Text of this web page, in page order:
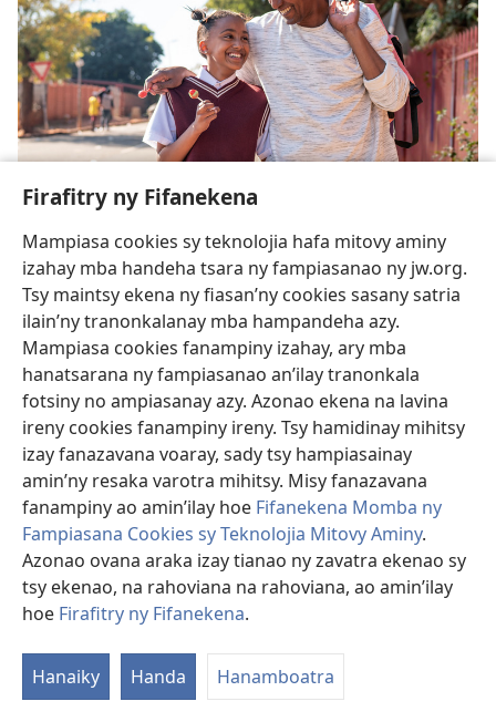
Firafitry ny Fifanekena
Mampiasa cookies sy teknolojia hafa mitovy aminy
izahay mba handeha tsara ny fampiasanao ny jw.org.
Tsy maintsy ekena ny fiasan’ny cookies sasany satria
ilain’ny tranonkalanay mba hampandeha azy.
Mampiasa cookies fanampiny izahay, ary mba
hanatsarana ny fampiasanao an’ilay tranonkala
fotsiny no ampiasanay azy. Azonao ekena na lavina
ireny cookies fanampiny ireny. Tsy hamidinay mihitsy
izay fanazavana voaray, sady tsy hampiasainay
amin’ny resaka varotra mihitsy. Misy fanazavana
fanampiny ao amin’ilay hoe Fifanekena Momba ny
Fampiasana Cookies sy Teknolojia Mitovy Aminy.
Azonao ovana araka izay tianao ny zavatra ekenao sy
tsy ekenao, na rahoviana na rahoviana, ao amin’ilay
hoe Firafitry ny Fifanekena.
Hanaiky Handa Hanamboatra
Hoatran’ny Ahoana Izany hoe Ray Mahay
Mitaiza?
Miankina amin’ny fomba itondranao ny vadinao izao
no ahitana raha ho ray mahay mitaiza ianao rehefa
teraka ny zanakao.
Halefako any Amin’ny Toerana Fitaizan-jaza
ve ny Zanako?
Misy fanontaniana efatra hanampy anao handray
fanapahan-kevitra tsara ato.